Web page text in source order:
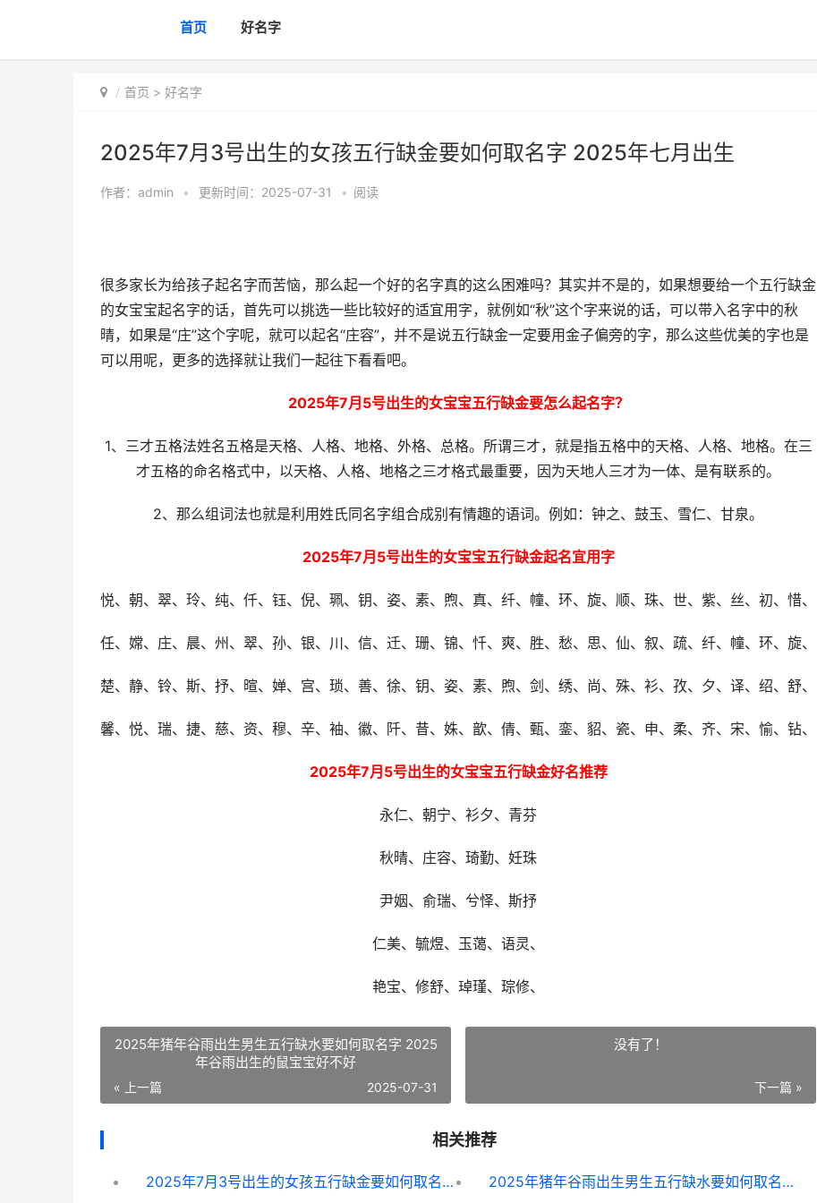
首页 好名字
首页 > 好名字
2025年7月3号出生的女孩五行缺金要如何取名字 2025年七月出生
作者： admin • 更新时间：2025-07-31 • 阅读
很多家长为给孩子起名字而苦恼，那么起一个好的名字真的这么困难吗？其实并不是的，如果想要给一个五行缺金
的女宝宝起名字的话，首先可以挑选一些比较好的适宜用字，就例如“秋”这个字来说的话，可以带入名字中的秋
晴，如果是“庄”这个字呢，就可以起名“庄容”，并不是说五行缺金一定要用金子偏旁的字，那么这些优美的字也是
可以用呢，更多的选择就让我们一起往下看看吧。
2025年7月5号出生的女宝宝五行缺金要怎么起名字？
1、三才五格法姓名五格是天格、人格、地格、外格、总格。所谓三才，就是指五格中的天格、人格、地格。在三
才五格的命名格式中，以天格、人格、地格之三才格式最重要，因为天地人三才为一体、是有联系的。
2、那么组词法也就是利用姓氏同名字组合成别有情趣的语词。例如：钟之、鼓玉、雪仁、甘泉。
2025年7月5号出生的女宝宝五行缺金起名宜用字
悦、朝、翠、玲、纯、仟、钰、倪、珮、钥、姿、素、煦、真、纤、幢、环、旋、顺、珠、世、紫、丝、初、惜、
任、嫦、庄、晨、州、翠、孙、银、川、信、迁、珊、锦、忏、爽、胜、愁、思、仙、叙、疏、纤、幢、环、旋、
楚、静、铃、斯、抒、暄、婵、宫、琐、善、徐、钥、姿、素、煦、剑、绣、尚、殊、衫、孜、夕、译、绍、舒、
馨、悦、瑞、捷、慈、资、穆、辛、袖、徽、阡、昔、姝、歆、倩、甄、銮、貂、瓷、申、柔、齐、宋、愉、钻、
2025年7月5号出生的女宝宝五行缺金好名推荐
永仁、朝宁、衫夕、青芬
秋晴、庄容、琦勤、妊珠
尹姻、俞瑞、兮怿、斯抒
仁美、毓煜、玉蔼、语灵、
艳宝、修舒、琸瑾、琮修、
2025年猪年谷雨出生男生五行缺水要如何取名字 2025
年谷雨出生的鼠宝宝好不好
« 上一篇 2025-07-31
没有了！
下一篇 »
相关推荐
2025年7月3号出生的女孩五行缺金要如何取名字 2025年七月出生 2025年猪年谷雨出生男生五行缺水要如何取名字 2025年谷雨出生的鼠宝宝好不好